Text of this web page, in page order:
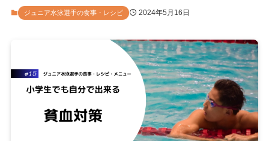
ジュニア水泳選手の食事・レシピ 2024年5月16日